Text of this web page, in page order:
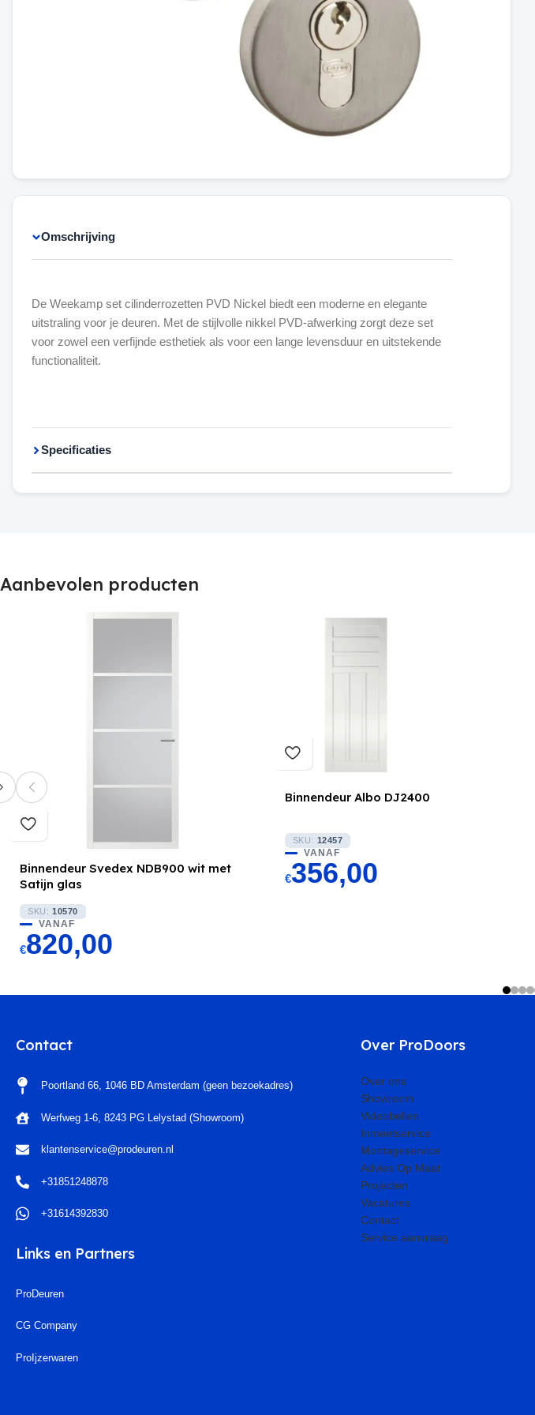
Omschrijving
De Weekamp set cilinderrozetten PVD Nickel biedt een moderne en elegante
uitstraling voor je deuren. Met de stijlvolle nikkel PVD-afwerking zorgt deze set
voor zowel een verfijnde esthetiek als voor een lange levensduur en uitstekende
functionaliteit.
Specificaties
Aanbevolen producten
Binnendeur Svedex NDB900 wit met
Satijn glas
SKU: 10570
VANAF
€820,00
Binnendeur Albo DJ2400
SKU: 12457
VANAF
€356,00
Contact
Poortland 66, 1046 BD Amsterdam (geen bezoekadres)
Werfweg 1-6, 8243 PG Lelystad (Showroom)
klantenservice@prodeuren.nl
+31851248878
+31614392830
Links en Partners
ProDeuren
CG Company
ProIjzerwaren
Over ProDoors
Over ons
Showroom
Videobellen
Inmeetservice
Montageservice
Advies Op Maat
Projecten
Vacatures
Contact
Service aanvraag